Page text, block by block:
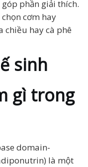
phần giải thích.
cơm hay
chiều hay cà phê
sinh
gì trong
domain-
là một